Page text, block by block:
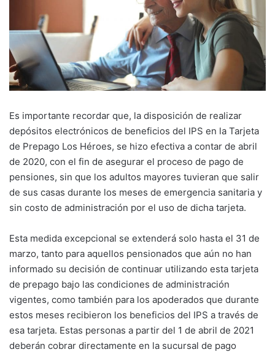
Es importante recordar que, la disposición de realizar
depósitos electrónicos de beneficios del IPS en la Tarjeta
de Prepago Los Héroes, se hizo efectiva a contar de abril
de 2020, con el fin de asegurar el proceso de pago de
pensiones, sin que los adultos mayores tuvieran que salir
de sus casas durante los meses de emergencia sanitaria y
sin costo de administración por el uso de dicha tarjeta.
Esta medida excepcional se extenderá solo hasta el 31 de
marzo, tanto para aquellos pensionados que aún no han
informado su decisión de continuar utilizando esta tarjeta
de prepago bajo las condiciones de administración
vigentes, como también para los apoderados que durante
estos meses recibieron los beneficios del IPS a través de
esa tarjeta. Estas personas a partir del 1 de abril de 2021
deberán cobrar directamente en la sucursal de pago